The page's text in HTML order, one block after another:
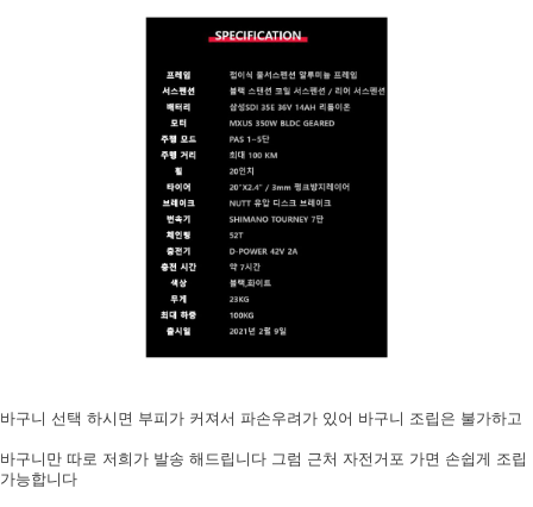
바구니 선택 하시면 부피가 커져서 파손우려가 있어 바구니 조립은 불가하고
바구니만 따로 저희가 발송 해드립니다 그럼 근처 자전거포 가면 손쉽게 조립
가능합니다